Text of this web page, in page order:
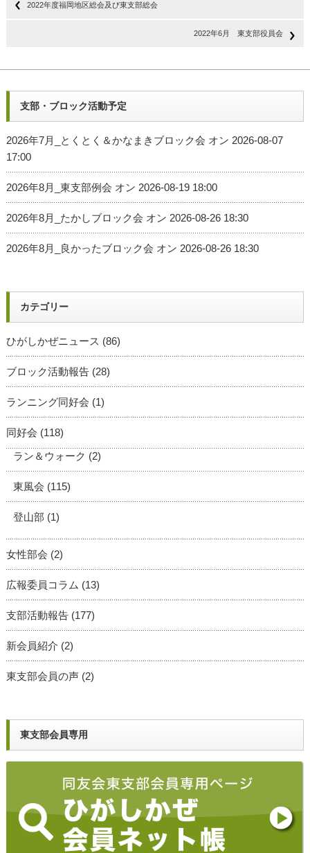
2022年度福岡地区総会及び東支部総会
2022年6月 東支部役員会
支部・ブロック活動予定
2026年7月_とくとく＆かなまきブロック会 オン 2026-08-07
17:00
2026年8月_東支部例会 オン 2026-08-19 18:00
2026年8月_たかしブロック会 オン 2026-08-26 18:30
2026年8月_良かったブロック会 オン 2026-08-26 18:30
カテゴリー
ひがしかぜニュース (86)
ブロック活動報告(28)
ランニング同好会 (1)
同好会 (118)
ラン＆ウォーク (2)
東風会 (115)
登山部 (1)
女性部会 (2)
広報委員コラム (13)
支部活動報告(177)
新会員紹介 (2)
東支部会員の声(2)
東支部会員専用